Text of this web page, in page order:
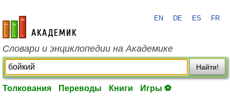
academic.ru
EN DE ES FR
Словари и энциклопедии на Академике
Найти!
Толкования Переводы Книги Игры ⚽